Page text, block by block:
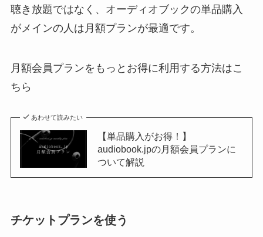
聴き放題ではなく、オーディオブックの単品購入
がメインの人は月額プランが最適です。
月額会員プランをもっとお得に利用する方法はこ
ちら
あわせて読みたい
【単品購入がお得！】
audiobook.jpの月額会員プランに
ついて解説
チケットプランを使う